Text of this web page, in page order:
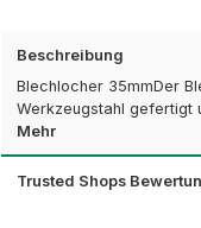
Beschreibung
Blechlocher 35mmDer
Werkzeugstahl gefertigt
Mehr
Trusted Shops